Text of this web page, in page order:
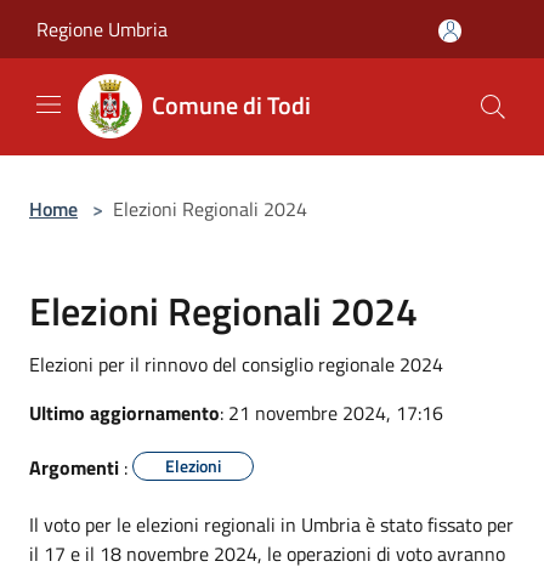
Regione Umbria
Comune di Todi
Home > Elezioni Regionali 2024
Elezioni Regionali 2024
Elezioni per il rinnovo del consiglio regionale 2024
Ultimo aggiornamento: 21 novembre 2024, 17:16
Argomenti : Elezioni
Il voto per le elezioni regionali in Umbria è stato fissato per
il 17 e il 18 novembre 2024, le operazioni di voto avranno